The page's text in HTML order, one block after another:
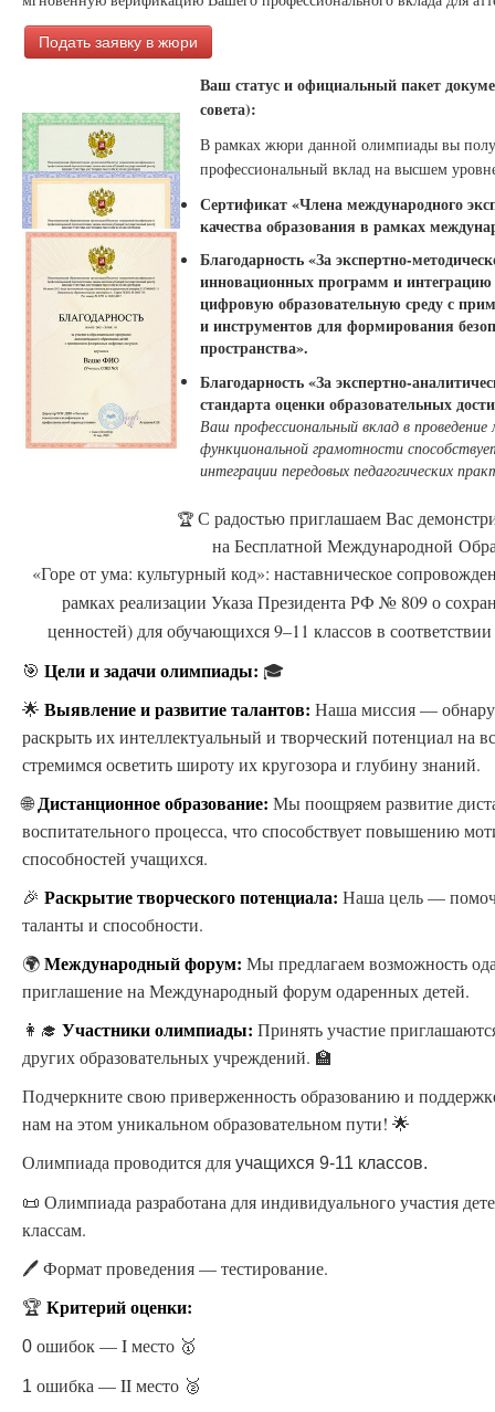
Подать заявку в жюри
Ваш статус и официальный пакет
совета):
В рамках жюри данной олимпиады вы
профессиональный вклад на высшем
Сертификат «Члена международного
качества образования в рамках
Благодарность «За экспертно-
инновационных программ и интеграцию
цифровую образовательную среду с
и инструментов для формирования
пространства».
Благодарность «За экспертно-
стандарта оценки образовательных
Ваш профессиональный вклад в
функциональной грамотности
интеграции передовых педагогических
🏆 С радостью приглашаем Вас
на Бесплатной Международной
«Горе от ума: культурный код»: наставническое
рамках реализации Указа Президента РФ № 809 о
ценностей) для обучающихся 9–11 классов в
🎯 Цели и задачи олимпиады: 🎓
🌟 Выявление и развитие талантов: Наша миссия —
раскрыть их интеллектуальный и творческий потенциал на
стремимся осветить широту их кругозора и глубину знаний.
🌐Дистанционное образование: Мы поощряем развитие
воспитательного процесса, что способствует повышению
способностей учащихся.
🎉 Раскрытие творческого потенциала: Наша цель —
таланты и способности.
🌍Международный форум: Мы предлагаем возможность
приглашение на Международный форум одаренных детей.
👩‍🎓 Участники олимпиады: Принять участие
других образовательных учреждений. 🏫
Подчеркните свою приверженность образованию и
нам на этом уникальном образовательном пути! 🌟
Олимпиада проводится для учащихся 9-11 классов.
📜 Олимпиада разработана для индивидуального участия
классам.
🖊️ Формат проведения — тестирование.
🏆 Критерий оценки:
0 ошибок — I место 🥇
1 ошибка — II место 🥈